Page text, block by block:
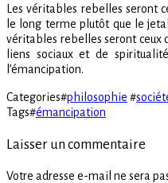
Les véritables rebelles seront
le long terme plutôt que le
véritables rebelles seront ceux
liens sociaux et de
l’émancipation.
Categories#philosophie #
Tags#émancipation
Laisser un commentaire
Votre adresse e-mail ne sera